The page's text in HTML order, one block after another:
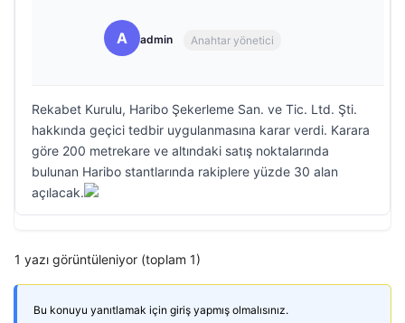
A admin Anahtar yönetici
Rekabet Kurulu, Haribo Şekerleme San. ve Tic. Ltd. Şti.
hakkında geçici tedbir uygulanmasına karar verdi. Karara
göre 200 metrekare ve altındaki satış noktalarında
bulunan Haribo stantlarında rakiplere yüzde 30 alan
açılacak.
1 yazı görüntüleniyor (toplam 1)
Bu konuyu yanıtlamak için giriş yapmış olmalısınız.